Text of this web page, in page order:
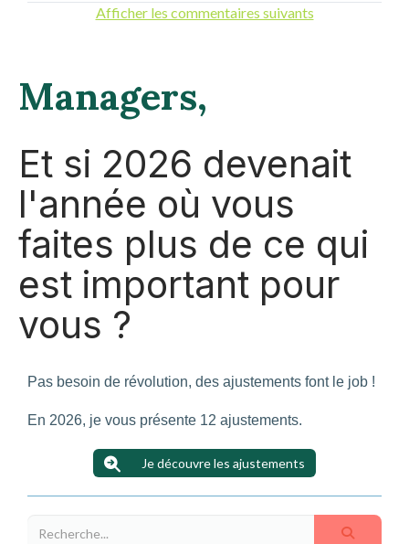
Afficher les commentaires suivants
Managers,
Et si 2026 devenait
l'année où vous
faites plus de ce qui
est important pour
vous ?
Pas besoin de révolution, des ajustements font le job !
En 2026, je vous présente 12 ajustements.
Je découvre les ajustements